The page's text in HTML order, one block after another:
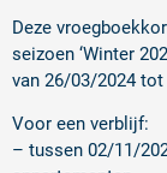
Deze
seizoen ‘Winter
van 26/03/2024
Voor een verblijf:
– tussen 02/11/